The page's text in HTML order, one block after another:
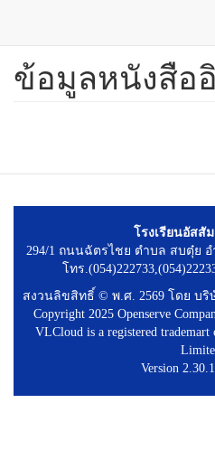
ข้าม
ข้อมูลหนังสือ
โรงเรียนอัสสั
294/1 ถนนฉัตรไชย ตำบล สบตุ๋ย อ
โทร
สงวนลิขสิทธิ์ © พ.ศ. 2569 โดย บ
Copyright 2025 Openserve
VLCloud is a registered trademart
Version